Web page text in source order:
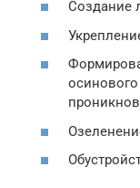
Создание